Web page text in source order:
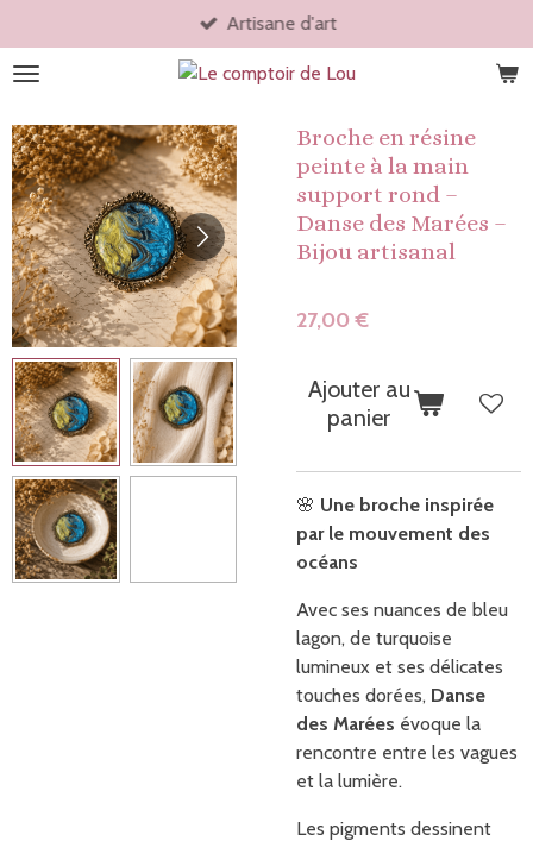
au
contenu
Artisane d'art
Broche en résine
peinte à la main
support rond –
Danse des Marées –
Bijou artisanal
27,00 €
Ajouter au
panier
🌸 Une broche inspirée
par le mouvement des
océans
Avec ses nuances de bleu
lagon, de turquoise
lumineux et ses délicates
touches dorées, Danse
des Marées évoque la
rencontre entre les vagues
et la lumière.
Les pigments dessinent